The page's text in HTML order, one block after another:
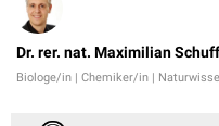
Dr. rer. nat. Maximilian Schuff
Biologe/in | Chemiker/in |